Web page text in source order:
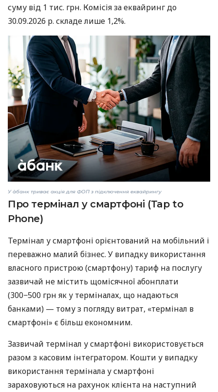
суму від 1 тис. грн. Комісія за еквайринг до
30.09.2026 р. складе лише 1,2%.
У àбанк триває акція для ФОП з підключення еквайрингу
Про термінал у смартфоні (Tap to
Phone)
Термінал у смартфоні орієнтований на мобільний і
переважно малий бізнес. У випадку використання
власного пристрою (смартфону) тариф на послугу
зазвичай не містить щомісячної абонплати
(300−500 грн як у терміналах, що надаються
банками) — тому з погляду витрат, «термінал в
смартфоні» є більш економним.
Зазвичай термінал у смартфоні використовується
разом з касовим інтегратором. Кошти у випадку
використання термінала у смартфоні
зараховуються на рахунок клієнта на наступний